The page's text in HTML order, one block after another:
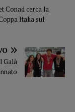
Conad cerca la
Italia sul
Galà